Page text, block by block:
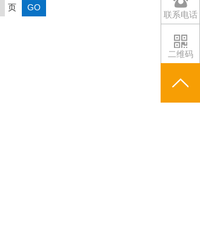
页
联系电话
二维码